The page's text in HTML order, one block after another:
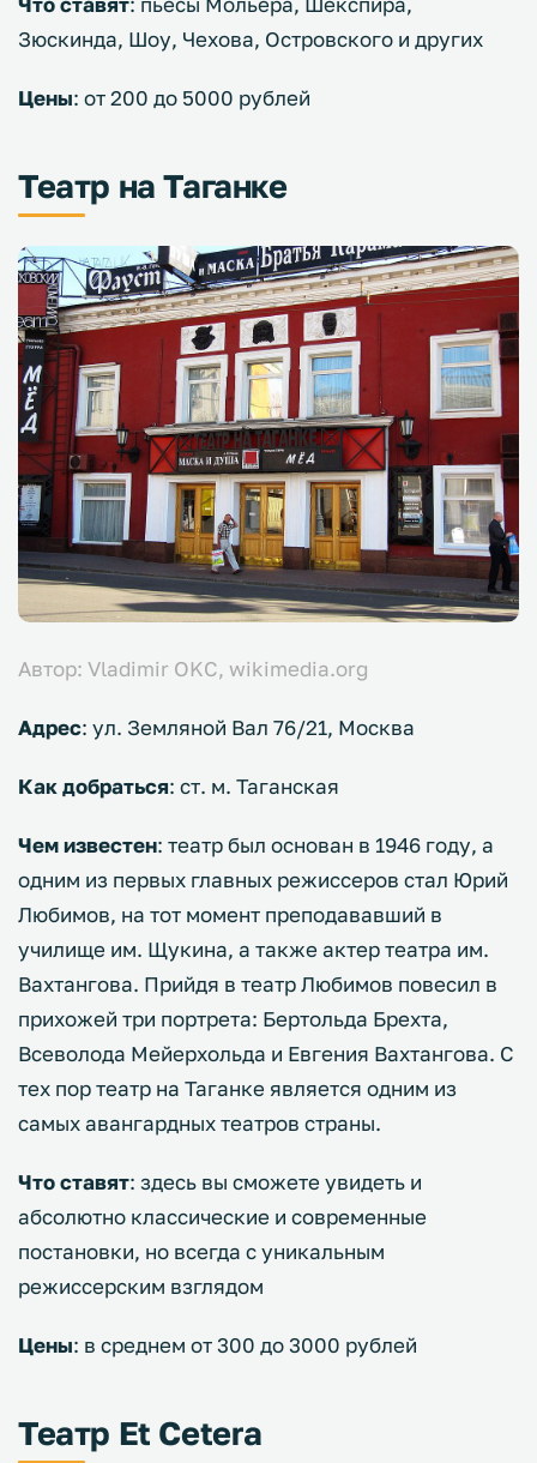
Зюскинда, Шоу, Чехова, Островского и других
Цены: от 200 до 5000 рублей
Театр на Таганке
Автор: Vladimir OKC, wikimedia.org
Адрес: ул. Земляной Вал 76/21, Москва
Как добраться: ст. м. Таганская
Чем известен: театр был основан в 1946 году, а
одним из первых главных режиссеров стал Юрий
Любимов, на тот момент преподававший в
училище им. Щукина, а также актер театра им.
Вахтангова. Прийдя в театр Любимов повесил в
прихожей три портрета: Бертольда Брехта,
Всеволода Мейерхольда и Евгения Вахтангова. С
тех пор театр на Таганке является одним из
самых авангардных театров страны.
Что ставят: здесь вы сможете увидеть и
абсолютно классические и современные
постановки, но всегда с уникальным
режиссерским взглядом
Цены: в среднем от 300 до 3000 рублей
Театр Et Cetera